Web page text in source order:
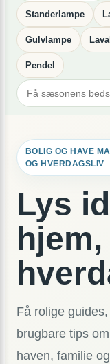
Standerlampe
Gulvlampe
Pendel
BOLIG OG HAVE
OG HVERDAGSLIV
Lys
Få rolige
brugbare tips
haven, familie